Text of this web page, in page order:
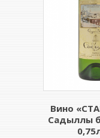
Вино
Садыллы